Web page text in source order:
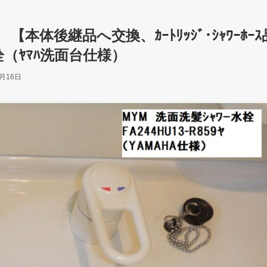
本体後継品へ交換、ｶｰﾄﾘｯｼﾞ･ｼｬﾜｰﾎｰｽ
ﾔﾏﾊ洗面台仕様）
16日